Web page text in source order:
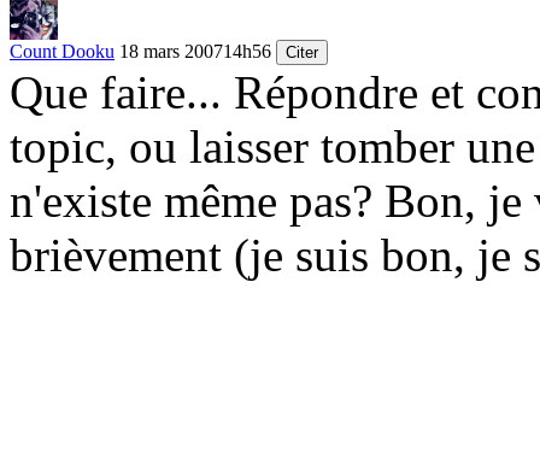
Count Dooku 18 mars 200714h56 Citer
Que faire... Répondre et
topic, ou laisser tomber
n'existe même pas? Bon,
brièvement (je suis bon, je